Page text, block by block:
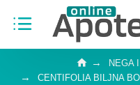
NEGA
CENTIFOLIA BILJNA